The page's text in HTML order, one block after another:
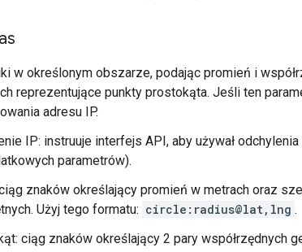
w określonym obszarze, podając promień i
reprezentujące punkty prostokąta. Jeśli ten
adresu IP.
IP: instruuje interfejs API, aby używał
parametrów).
znaków określający promień w metrach oraz
Użyj tego formatu: circle:radius@lat,lng .
ciąg znaków określający 2 pary współrzędnych